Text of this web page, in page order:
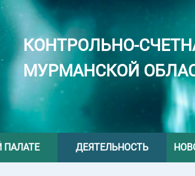
КОНТРОЛЬНО-
МУРМАНСКОЙ
ПАЛАТЕ ДЕЯТЕЛЬНОСТЬ